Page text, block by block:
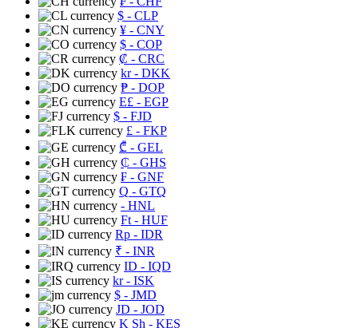
$ - CLP
¥ - CNY
$ - COP
₡ - CRC
kr- DKK
₱ - DOP
E£ - EGP
$ - FJD
£ - FKP
₾ - GEL
₵ - GHS
₣ - GNF
Q - GTQ
- HNL
Ft - HUF
Rp - IDR
₹ - INR
ID - IQD
kr- ISK
$ - JMD
JD - JOD
K Sh - KES